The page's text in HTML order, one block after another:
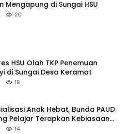
Mengapung di Sungai HSU
20
HSU Olah TKP Penemuan
di Sungai Desa Keramat
19
Anak Hebat, Bunda PAUD
Pelajar Terapkan Kebiasaan
14